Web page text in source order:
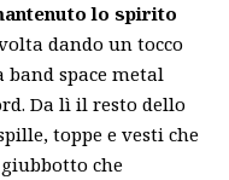
lo spirito
dando un tocco
space metal
Da lì il resto dello
toppe e vesti che
che